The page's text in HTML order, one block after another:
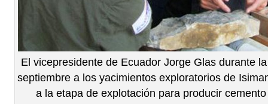
El vicepresidente de Ecuador Jorge Glas durante
septiembre a los yacimientos exploratorios de
a la etapa de explotación para producir